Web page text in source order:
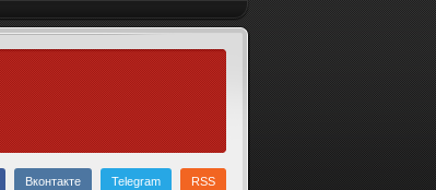
Вконтакте Telegram RSS